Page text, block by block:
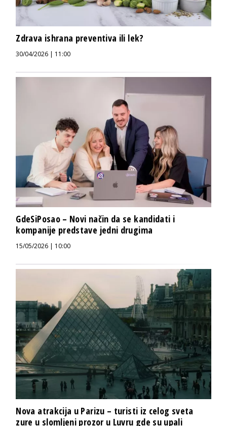
Zdrava ishrana preventiva ili lek?
30/04/2026 | 11:00
GdeSiPosao – Novi način da se kandidati i
kompanije predstave jedni drugima
15/05/2026 | 10:00
Nova atrakcija u Parizu – turisti iz celog sveta
zure u slomljeni prozor u Luvru gde su upali